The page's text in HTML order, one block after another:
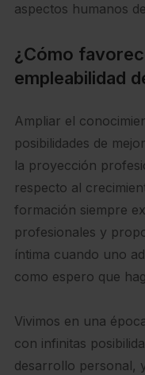
aspectos humanos
¿Cómo
empleabilidad
Ampliar el
posibilidades de
la proyección
respecto al
formación siempre
profesionales y
íntima cuando uno
como espero que
Vivimos en una
con infinitas
desarrollo personal,